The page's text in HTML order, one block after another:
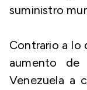
suministro
Contrario a lo
aumento
Venezuela a